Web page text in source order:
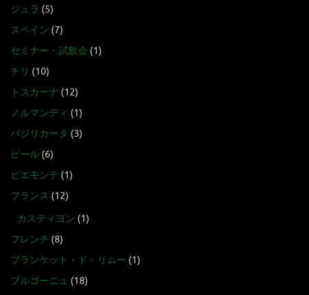
ジュラ (5)
スペイン (7)
セミナー・試飲会 (1)
チリ (10)
トスカーナ (12)
ノルマンディ (1)
バジリカータ (3)
ビール (6)
ピエモンテ (1)
フランス (12)
カスティヨン (1)
フレンチ (8)
ブランケット・ド・リムー (1)
ブルゴーニュ (18)